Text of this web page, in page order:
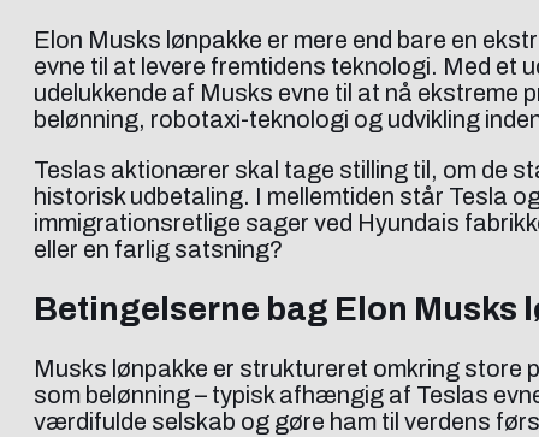
Elon Musks lønpakke er mere end bare en
evne til at levere fremtidens teknologi. Med et
udelukkende af Musks evne til at nå
belønning, robotaxi-teknologi og udvikling
Teslas aktionærer skal tage stilling til, om de
historisk udbetaling. I mellemtiden står Tesla
immigrationsretlige sager ved Hyundais
eller en farlig satsning?
Betingelserne bag Elon Musks
Musks lønpakke er struktureret omkring store
som belønning – typisk afhængig af Teslas
værdifulde selskab og gøre ham til verdens